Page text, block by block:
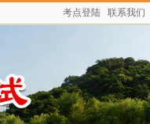
考点登陆 联系我们